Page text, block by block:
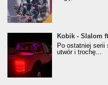
Kobik - Slalom ft. Jan-
[Official Music
Kobik - Slalom
Po ostatniej serii
utwór i trochę...